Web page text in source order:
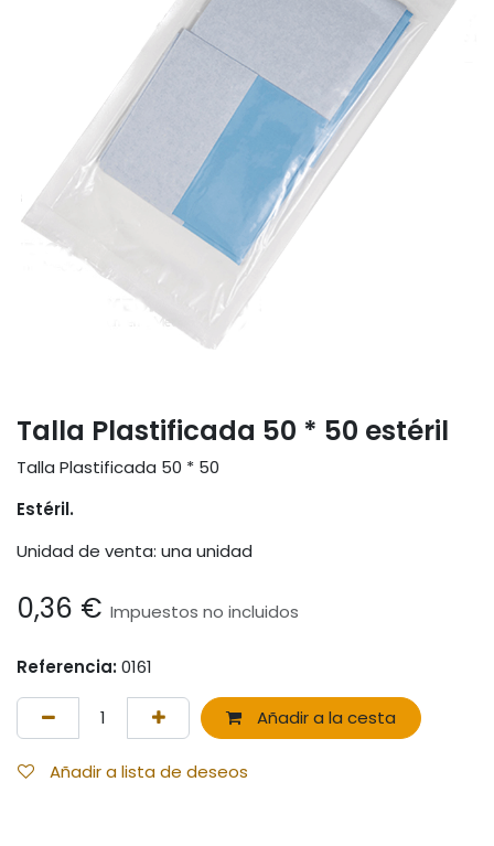
Talla Plastificada 50 * 50 estéril
Talla Plastificada 50 * 50
Estéril.
Unidad de venta: una unidad
0,36 € Impuestos no incluidos
Referencia:0161
Añadir a la cesta
Añadir a lista de deseos